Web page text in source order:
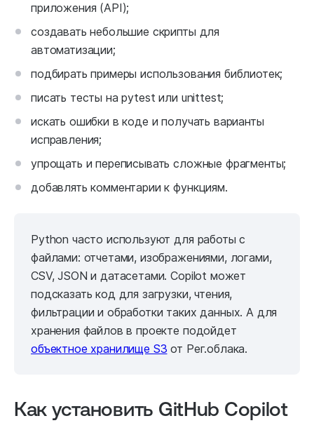
приложения (API);
создавать небольшие скрипты для
автоматизации;
подбирать примеры использования библиотек;
писать тесты на pytest или unittest;
искать ошибки в коде и получать варианты
исправления;
упрощать и переписывать сложные фрагменты;
добавлять комментарии к функциям.
Python часто используют для работы с
файлами: отчетами, изображениями, логами,
CSV, JSON и датасетами. Copilot может
подсказать код для загрузки, чтения,
фильтрации и обработки таких данных. А для
хранения файлов в проекте подойдет
объектное хранилище S3 от Рег.облака.
Как установить GitHub Copilot